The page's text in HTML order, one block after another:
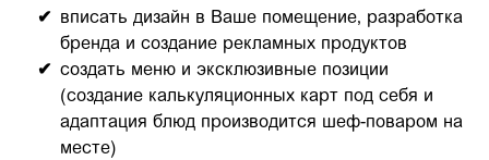
вписать дизайн в Ваше помещение, разработка
бренда и создание рекламных продуктов
создать меню и эксклюзивные позиции
(создание калькуляционных карт под себя и
адаптация блюд производится шеф-поваром на
месте)